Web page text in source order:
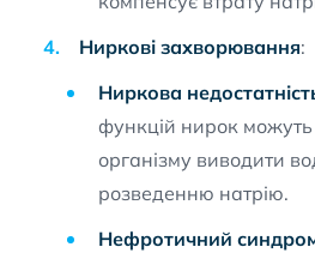
Ниркові захворювання:
Ниркова
функцій нирок можуть
організму виводити
розведенню натрію.
Нефротичний